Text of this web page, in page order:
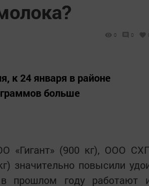
0 0
к 24 января в районе
больше
«Гигант» (900 кг), ООО
значительно повысили
прошлом году работают